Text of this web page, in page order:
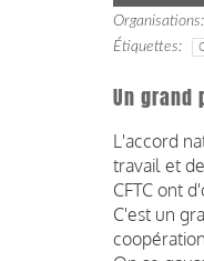
Organisations
Étiquettes
Un grand
L'accord
travail et
CFTC ont
C'est un